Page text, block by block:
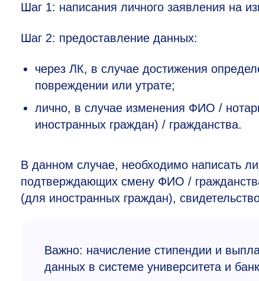
Шаг 1: написания личного заявления на
Шаг 2: предоставление данных:
через ЛК, в случае достижения
повреждении или утрате;
лично, в случае изменения ФИО /
иностранных граждан) / гражданства.
В данном случае, необходимо написать
подтверждающих смену ФИО /
(для иностранных граждан),
Важно: начисление стипендии и
данных в системе университета и